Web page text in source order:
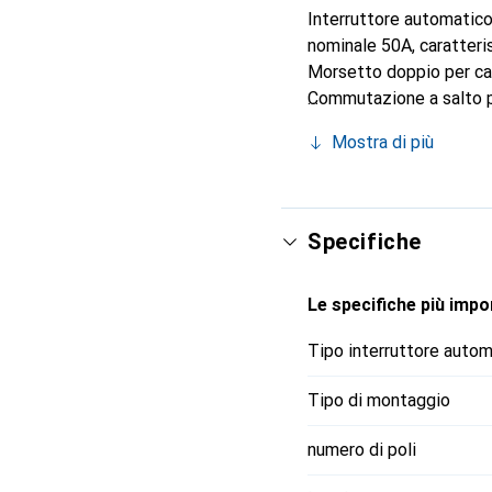
Interruttore automatico
nominale 50A,
Morsetto doppio per
Commutazione a salto
senza attrezzi e facile
dell'interruttore
Morsetti IP20, con
semplice dell'unità
protezione
corrente di lavoro,
automatico iC60N
certificata VDE.
Mostra di più
Specifiche
Le specifiche più
Tipo interruttore
Tipo di montaggio
numero di poli